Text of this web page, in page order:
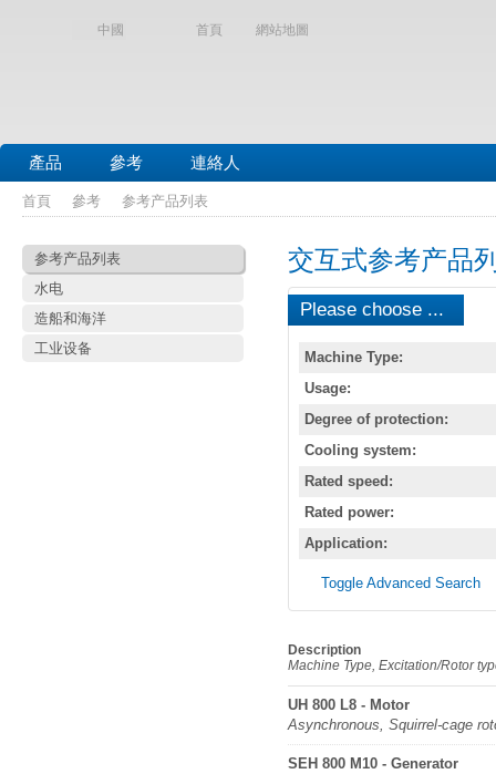
中國 首頁 網站地圖
產品 參考 連絡人
首頁 參考 参考产品列表
参考产品列表
水电
造船和海洋
工业设备
交互式参考产品
Please choose ...
Machine Type:
Usage:
Degree of protection:
Cooling system:
Rated speed:
Rated power:
Application:
Toggle Advanced Search
Description
Machine Type, Excitation/Rotor
UH 800 L8 - Motor
Asynchronous, Squirrel-cage
SEH 800 M10 - Generator